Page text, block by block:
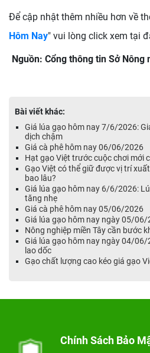
Để cập nhật thêm nhiều hơn về
Hôm Nay" vui lòng click xem tại
Nguồn: Cổng thông tin Sở
Bài viết khác:
Giá lúa gạo hôm nay 7/6/2026:
dịch chậm
Giá cà phê hôm nay 06/06/2026
Hạt gạo Việt trước cuộc chơi mới
Gạo Việt có thể giữ được vị trí
bao lâu?
Giá lúa gạo hôm nay 6/6/2026:
tăng nhẹ
Giá cà phê hôm nay 05/06/2026
Giá lúa gạo hôm nay ngày 05/06/
Nông nghiệp miền Tây cần bước
Giá lúa gạo hôm nay ngày 04/
lao dốc
Gạo chất lượng cao kéo giá gạo
Chính Sách Bảo